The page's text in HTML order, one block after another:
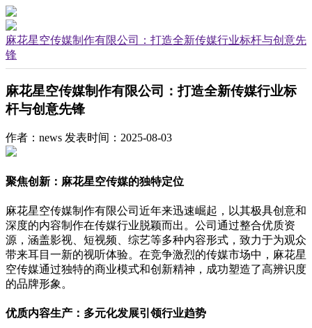
麻花星空传媒制作有限公司：打造全新传媒行业标杆与创意先
锋
麻花星空传媒制作有限公司：打造全新传媒行业标
杆与创意先锋
作者：news 发表时间：2025-08-03
聚焦创新：麻花星空传媒的独特定位
麻花星空传媒制作有限公司近年来迅速崛起，以其极具创意和
深度的内容制作在传媒行业脱颖而出。公司通过整合优质资
源，涵盖影视、短视频、综艺等多种内容形式，致力于为观众
带来耳目一新的视听体验。在竞争激烈的传媒市场中，麻花星
空传媒通过独特的商业模式和创新精神，成功塑造了高辨识度
的品牌形象。
优质内容生产：多元化发展引领行业趋势